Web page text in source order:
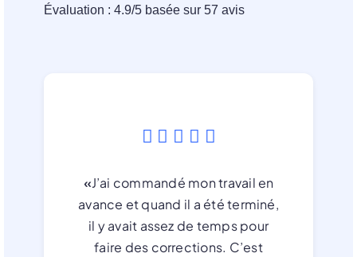
Évaluation : 4.9/5 basée sur 57 avis
«J’ai commandé mon travail en
avance et quand il a été terminé,
il y avait assez de temps pour
faire des corrections. C’est